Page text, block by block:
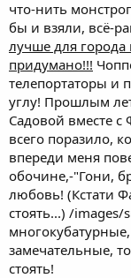
что-нить
бы и взяли, всё-
лучше для города
придумано!!!
телепортаторы и
углу! Прошлым
Садовой вместе
всего поразило,
впереди меня
обочине,-"Гони,
любовь! (Кстати
стоять...) /
замечательные,
стоять!